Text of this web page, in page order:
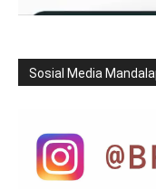
Sosial Media